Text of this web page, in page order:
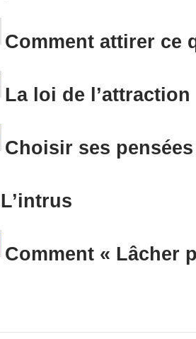
Comment attirer ce
La loi de l’attraction
Choisir ses pensées
L’intrus
Comment « Lâcher